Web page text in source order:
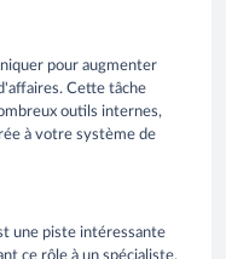
pour augmenter
Cette tâche
outils internes,
à votre système de
une piste intéressante
ce rôle à un spécialiste,